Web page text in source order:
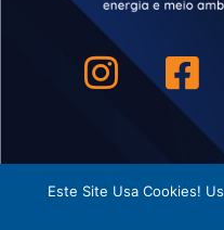
Este Site Usa Cookies!